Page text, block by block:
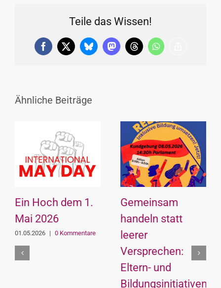
Teile das Wissen!
Facebook
X BlueskyMastodonThreadsWhatsApp
Ähnliche Beiträge
Ein Hoch dem 1.
Mai 2026
01.05.2026 | 0 Kommentare
Gemeinsam
handeln statt
leerer
Versprechen:
Eltern- und
Bildungsinitiativen